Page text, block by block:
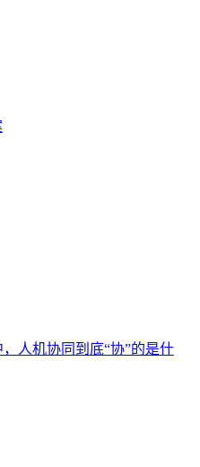
人机协同到底“协”的是什